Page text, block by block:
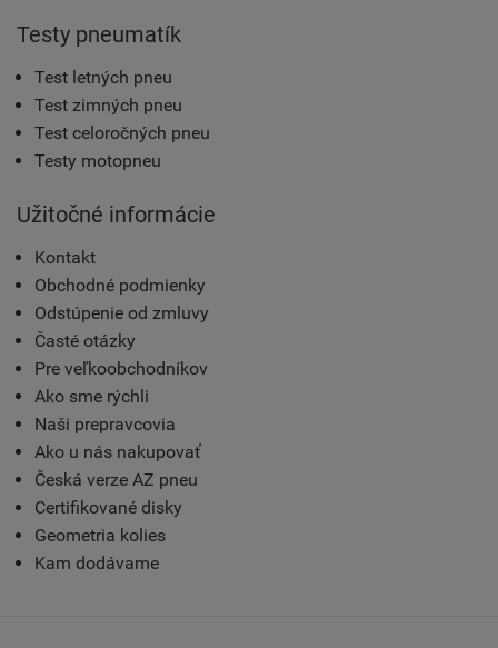
Testy pneumatík
Test letných pneu
Test zimných pneu
Test celoročných pneu
Testy motopneu
Užitočné informácie
Kontakt
Obchodné podmienky
Odstúpenie od zmluvy
Časté otázky
Pre veľkoobchodníkov
Ako sme rýchli
Naši prepravcovia
Ako u nás nakupovať
Česká verze AZ pneu
Certifikované disky
Geometria kolies
Kam dodávame